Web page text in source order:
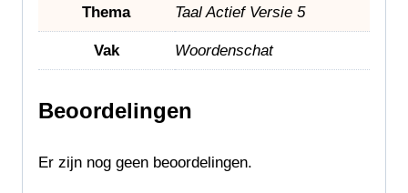
Thema Taal Actief Versie 5
Vak Woordenschat
Beoordelingen
Er zijn nog geen beoordelingen.